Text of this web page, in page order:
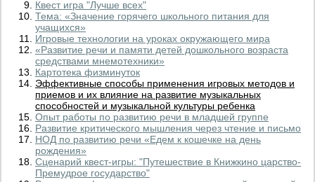
Квест игра "Лучше всех"
Тема: «Значение горячего школьного питания для
учащихся»
Игровые технологии на уроках окружающего мира
«Развитие речи и памяти детей дошкольного возраста
средствами мнемотехники»
Картотека физминуток
Эффективные способы применения игровых методов и
приемов и их влияние на развитие музыкальных
способностей и музыкальной культуры ребенка
Опыт работы по развитию речи в младшей группе
Развитие критического мышления через чтение и письмо
НОД по развитию речи «Едем к кошечке на день
рождения»
Сценарий квест-игры: "Путешествие в Книжкино царство-
Премудрое государство"